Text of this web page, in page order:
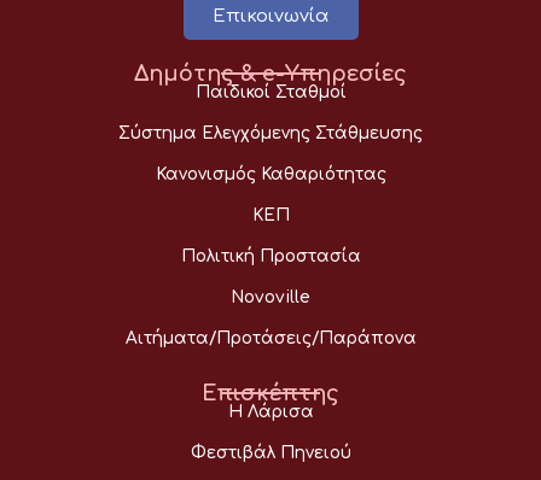
Επικοινωνία
Δημότης & e-Υπηρεσίες
Παιδικοί Σταθμοί
Σύστημα Ελεγχόμενης Στάθμευσης
Κανονισμός Καθαριότητας
ΚΕΠ
Πολιτική Προστασία
Novoville
Αιτήματα/Προτάσεις/Παράπονα
Επισκέπτης
Η Λάρισα
Φεστιβάλ Πηνειού